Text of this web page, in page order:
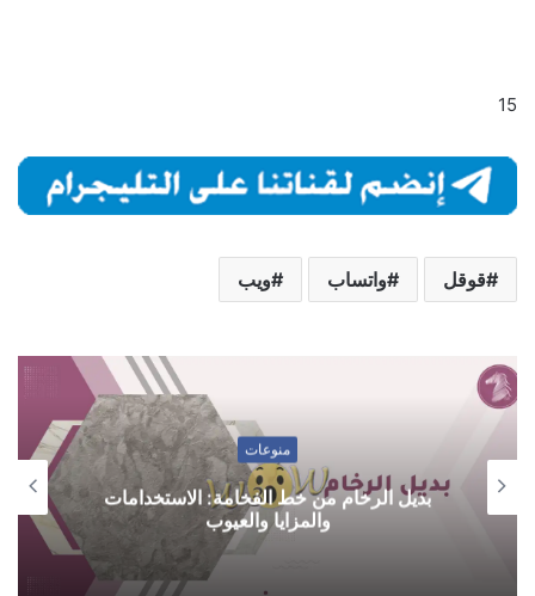
15
قوقل واتساب ويب
منوعات
بديل الرخام من خط الفخامة: الاستخدامات
والمزايا والعيوب